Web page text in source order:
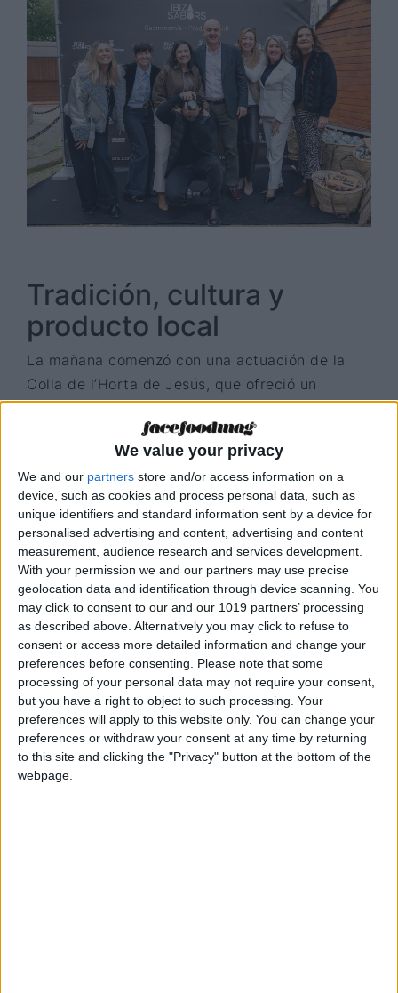
We value your privacy
We and our partners store and/or access information on a
device, such as cookies and process personal data, such as
unique identifiers and standard information sent by a device for
personalised advertising and content, advertising and content
measurement, audience research and services development.
With your permission we and our partners may use precise
geolocation data and identification through device scanning. You
may click to consent to our and our 1019 partners’ processing
as described above. Alternatively you may click to refuse to
consent or access more detailed information and change your
preferences before consenting. Please note that some
processing of your personal data may not require your consent,
but you have a right to object to such processing. Your
preferences will apply to this website only. You can change your
preferences or withdraw your consent at any time by returning
to this site and clicking the "Privacy" button at the bottom of the
webpage.
Tradición, cultura y
producto local
La mañana comenzó con una actuación de la
Colla de l’Horta de Jesús, que ofreció un
espectáculo de ball pagès, un guiño a nuestras
raíces culturales y al valor del trabajo
tradicional vinculado al territorio.
Con más de 12 años de trayectoria,Ibiza
Sabors inicia una nueva etapacon energías
renovadas, herramientas actuales y una visión
clara: hacer visible y valorado el producto local,
apoyando al sector gastronómico y primario de
Ibiza con una marca que ya es sinónimo de
calidad, sostenibilidad y autenticidad.
La presentación fue conducida porMaría
Jiménez, primera embajadora de la marca
impulsora incansable del producto local.
Jiménez, reconocida comunicadora
gastronómica y vicepresidenta de Mujeres en